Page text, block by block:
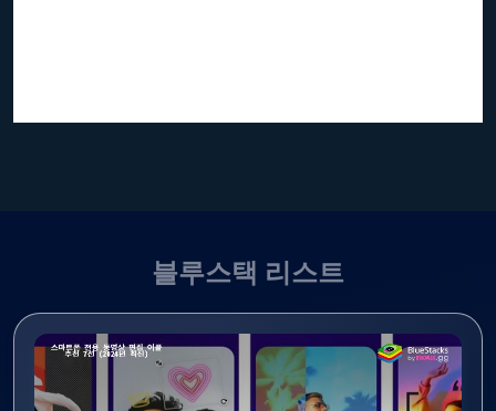
블루스택 리스트